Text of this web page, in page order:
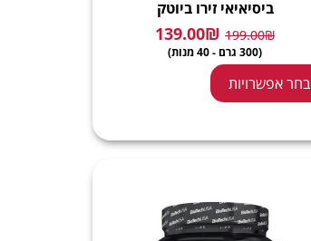
ביסיאיאי זירו ביוטק
199.00₪
139.00₪
(300 גרם - 40 מנות)
בחר אפשרויות